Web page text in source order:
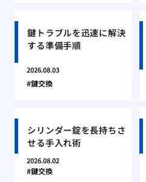
鍵トラブルを迅速に解決
する準備手順
2026.08.03
鍵交換
シリンダー錠を長持ちさ
せる手入れ術
2026.08.02
鍵交換